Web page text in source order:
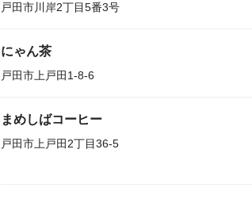
戸田市川岸2丁目5番3号
にゃん茶
戸田市上戸田1-8-6
まめしばコーヒー
戸田市上戸田2丁目36-5